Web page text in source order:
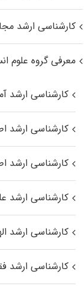
کارشناسی ارشد
معرفی گروه علوم
کارشناسی ارشد
کارشناسی ارشد
کارشناسی ارشد
کارشناسی ارشد
کارشناسی
کارشناسی ارشد